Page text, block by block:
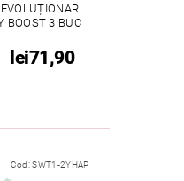
BOOST 3 BUC
lei71,90
Cod:SWT1-2YHAP